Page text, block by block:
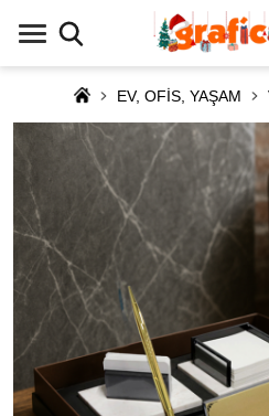
EV, OFİS, YAŞAM